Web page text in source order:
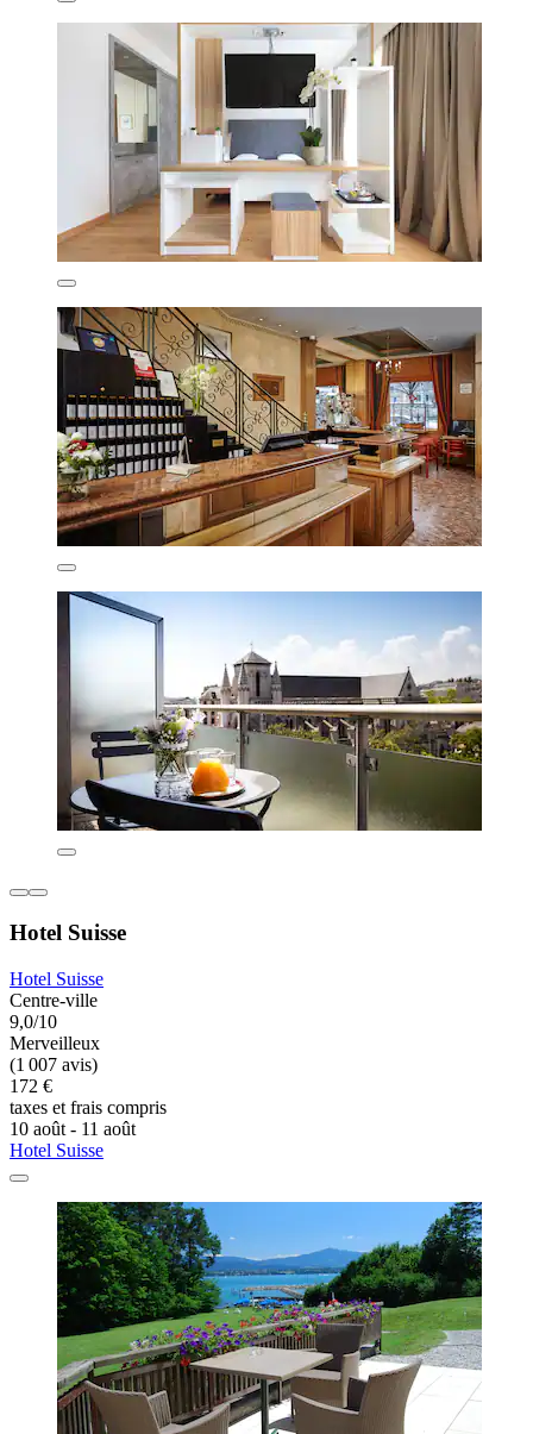
Hotel Suisse
Hotel Suisse
Centre-ville
9,0/10
Merveilleux
(1 007 avis)
172 €
taxes et frais compris
10 août - 11 août
Hotel Suisse